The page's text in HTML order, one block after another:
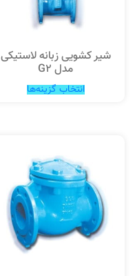
شیر کشویی زبانه لاستیکی
مدل G2
انتخاب گزینه‌ها